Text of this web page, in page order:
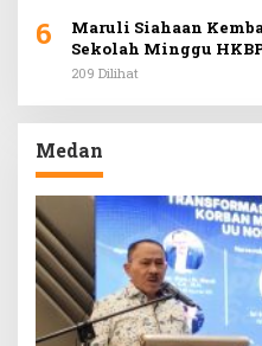
6
Maruli Siahaan
Sekolah Minggu
Rohani ke Hill Park
209 Dilihat
Medan